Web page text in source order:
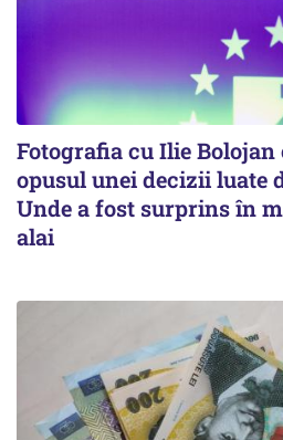
Fotografia cu Ilie Bolojan
opusul unei decizii luate
Unde a fost surprins în
alai